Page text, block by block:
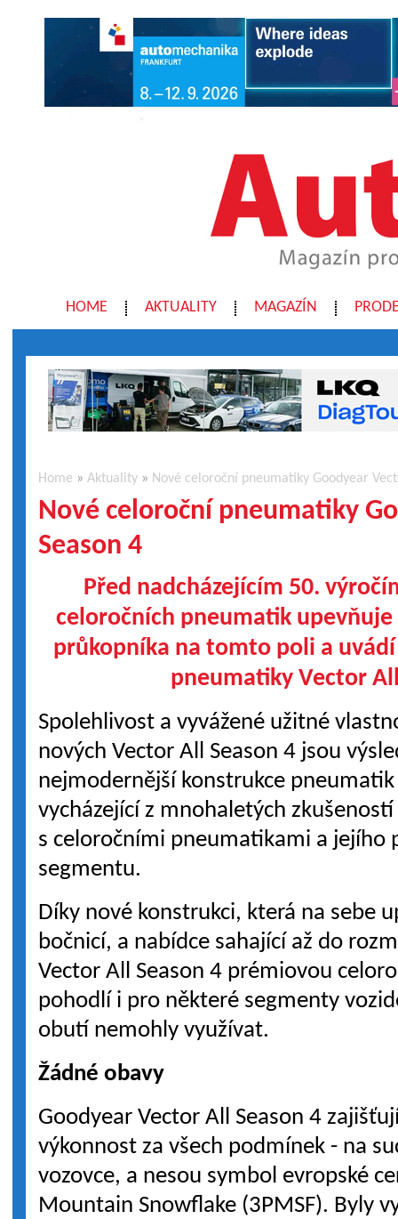
HOME AKTUALITY MAGAZÍN
Home »Aktuality » Nové celoroční pneumatiky Goodyear
Nové celoroční pneumatiky
Season 4
Před nadcházejícím 50.
celoročních pneumatik upevňuje
průkopníka na tomto poli a
pneumatiky Vector
Spolehlivost a vyvážené užitné
nových Vector All Season 4 jsou
nejmodernější konstrukce pneumatik
vycházející z mnohaletých zkušeností
s celoročními pneumatikami a
segmentu.
Díky nové konstrukci, která na sebe
bočnicí, a nabídce sahající až do
Vector All Season 4 prémiovou
pohodlí i pro některé segmenty
obutí nemohly využívat.
Žádné obavy
Goodyear Vector All Season 4
výkonnost za všech podmínek - na
vozovce, a nesou symbol evropské
Mountain Snowflake (3PMSF). Byly